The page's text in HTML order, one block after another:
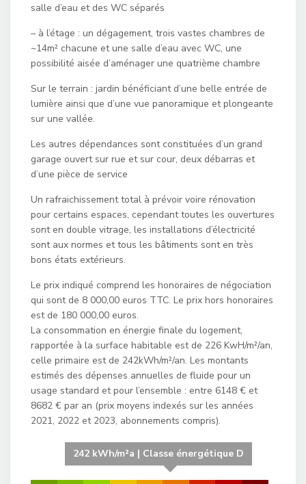
salle d’eau et des WC séparés
– à l’étage : un dégagement, trois vastes chambres de
~14m² chacune et une salle d’eau avec WC, une
possibilité aisée d’aménager une quatrième chambre
Sur le terrain : jardin bénéficiant d’une belle entrée de
lumière ainsi que d’une vue panoramique et plongeante
sur une vallée.
Les autres dépendances sont constituées d’un grand
garage ouvert sur rue et sur cour, deux débarras et
d’une pièce de service
Un rafraichissement total à prévoir voire rénovation
pour certains espaces, cependant toutes les ouvertures
sont en double vitrage, les installations d’électricité
sont aux normes et tous les bâtiments sont en très
bons états extérieurs.
Le prix indiqué comprend les honoraires de négociation
qui sont de 8 000,00 euros TTC. Le prix hors honoraires
est de 180 000,00 euros.
La consommation en énergie finale du logement,
rapportée à la surface habitable est de 226 KwH/m²/an,
celle primaire est de 242kWh/m²/an. Les montants
estimés des dépenses annuelles de fluide pour un
usage standard et pour l’ensemble : entre 6148 € et
8682 € par an (prix moyens indexés sur les années
2021, 2022 et 2023, abonnements compris).
242 kWh/m²a | Classe énergétique D